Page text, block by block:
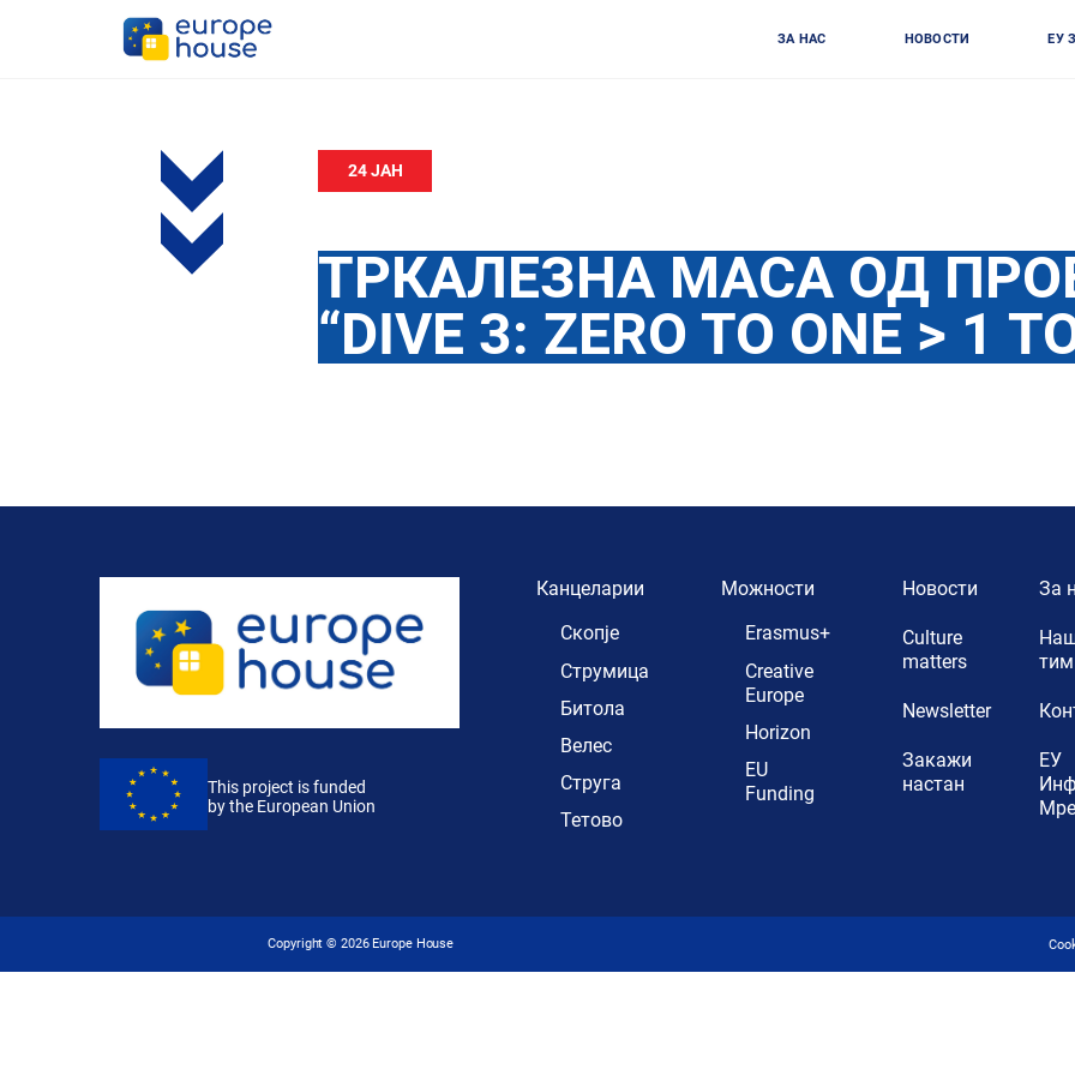
ЗА НАС НОВОСТИ ЕУ
24 ЈАН
ТРКАЛЕЗНА МАСА ОД
“DIVE 3: ZERO TO ONE > 1
This project is funded
by the European Union
Канцеларии
Скопје
Струмица
Битола
Велес
Струга
Тетово
Можности
Erasmus+
Creative
Europe
Horizon
EU
Funding
Новости
Culture
matters
Newsletter
Закажи
настан
За
тим
ЕУ
Copyright ©2026Europe House